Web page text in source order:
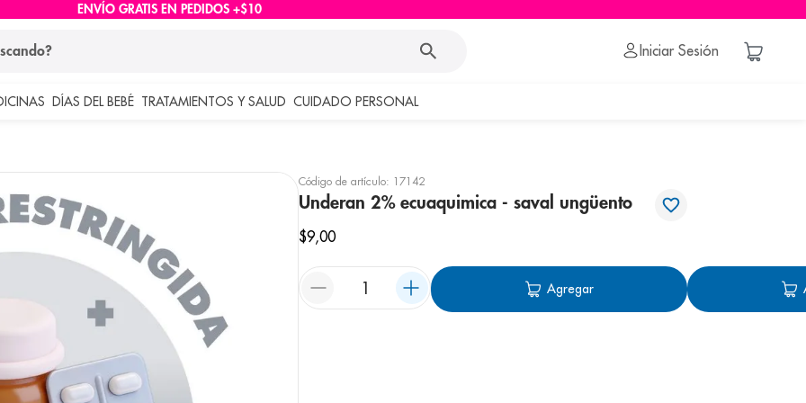
ENVÍO GRATIS EN PEDIDOS +$10
Iniciar Sesión
DÍAS DEL BEBÉ TRATAMIENTOS Y SALUD CUIDADO PERSONAL
Código de artículo: 17142
Underan 2% ecuaquimica - saval ungüento
$9,00
Agregar
buscados